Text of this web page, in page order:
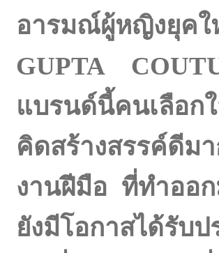
อารมณ์ผู้หญิงยุค
GUPTA
แบรนด์นี้คนเลือก
คิดสร้างสรรค์ดีม
งานฝีมือ ที่ทำออ
ยังมีโอกาสได้รั